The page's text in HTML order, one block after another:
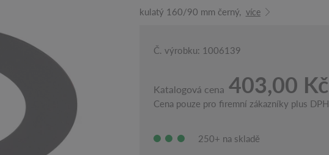
kulatý 160/90 mm černý, více
Č. výrobku: 1006139
Katalogová cena 403,00 Kč
Cena pouze pro firemní zákazníky plus DPH.
250+ na skladě